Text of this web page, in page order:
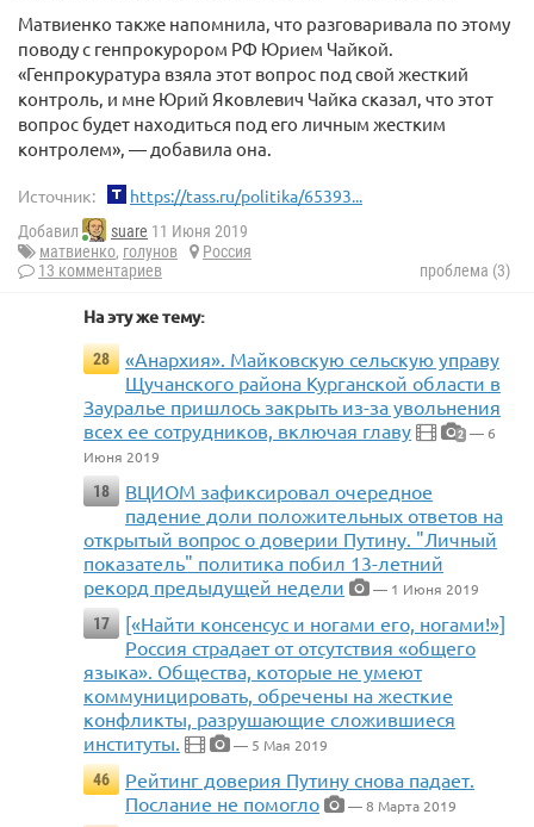
Матвиенко также напомнила, что разговаривала по этому
поводу с генпрокурором РФ Юрием Чайкой.
«Генпрокуратура взяла этот вопрос под свой жесткий
контроль, и мне Юрий Яковлевич Чайка сказал, что этот
вопрос будет находиться под его личным жестким
контролем», — добавила она.
Источник: https://tass.ru/politika/65393...
Добавил suare 11 Июня 2019
матвиенко, голунов
Россия
13 комментариев
проблема (3)
На эту же тему:
28
«Анархия». Майковскую сельскую управу
Щучанского района Курганской области в
Зауралье пришлось закрыть из-за увольнения
всех ее сотрудников, включая главу
2 — 6
Июня 2019
18
ВЦИОМ зафиксировал очередное
падение доли положительных ответов на
открытый вопрос о доверии Путину. "Личный
показатель" политика побил 13-летний
рекорд предыдущей недели
— 1 Июня 2019
17
[«Найти консенсус и ногами его, ногами!»]
Россия страдает от отсутствия «общего
языка». Общества, которые не умеют
коммуницировать, обречены на жесткие
конфликты, разрушающие сложившиеся
институты.
— 5 Мая 2019
46
Рейтинг доверия Путину снова падает.
Послание не помогло
— 8 Марта 2019